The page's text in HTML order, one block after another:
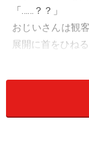
「……？？」
おじいさんは観
展開に首をひねる
つとめる役者さ
はいつの間にか